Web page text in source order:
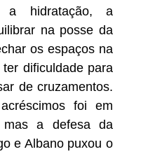
hidratação, a
na posse da
os espaços na
dificuldade para
de cruzamentos.
foi em
mas a defesa da
e Albano puxou o